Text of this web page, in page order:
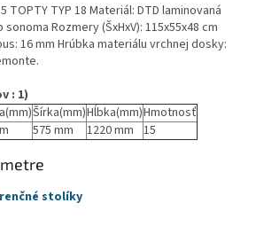
TYP 18 Materiál: DTD laminovaná
Rozmery (ŠxHxV): 115x55x48 cm
16 mm Hrúbka materiálu vrchnej dosky:
: 1)
Šírka(mm)Hĺbka(mm)Hmotnosť
575 mm 1220 mm 15
stolíky